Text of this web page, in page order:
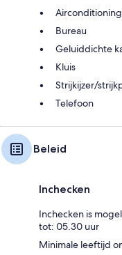
Bureau
Geluiddichte
Kluis
Strijkijzer/
Telefoon
Beleid
Inchecken
Inchecken is
tot: 05.30 uur
Minimale leeftijd